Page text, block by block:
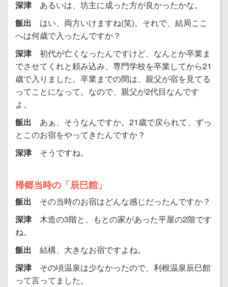
深津 あるいは、坊主に成った方が良かったかな。
飯出 はい、両方いけますね(笑)。それで、結局ここ
へは何歳で入ったんですか？
深津 初代が亡くなったんですけど、なんとか卒業ま
でさせてくれと頼み込み、専門学校を卒業してから21
歳で入りました。卒業までの間は、親父が宿を見てる
ってことになって。なので、親父が2代目なんです
よ。
飯出 あぁ、そうなんですか。21歳で戻られて、ずっ
とこのお宿をやってきたんですか？
深津 そうですね。
帰郷当時の「辰巳館」
飯出 その当時のお宿はどんな感じだったんですか？
深津 木造の3階と、もとの家があった平屋の2階です
ね。
飯出 結構、大きなお宿ですよね。
深津 その頃温泉は少なかったので、利根温泉辰巳館
って言ってました。